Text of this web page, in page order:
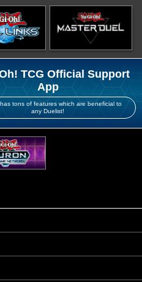
TCG Official Support
App
tons of features which are beneficial to
any Duelist!